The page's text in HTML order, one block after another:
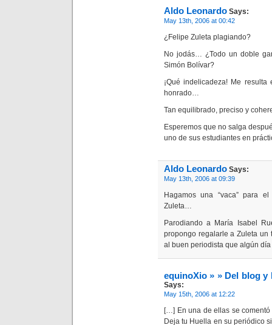
Aldo Leonardo Says:
May 13th, 2006 at 00:42
¿Felipe Zuleta plagiando?
No jodás… ¿Todo un doble
Simón Bolívar?
¡Qué indelicadeza! Me
honrado…
Tan equilibrado, preciso y
Esperemos que no salga
uno de sus estudiantes en
Aldo Leonardo Says:
May 13th, 2006 at 09:39
Hagamos una “vaca” para
Zuleta…
Parodiando a María Isabel
propongo regalarle a Zuleta un
al buen periodista que algún día
equinoXio » » Del blog
Says:
May 15th, 2006 at 12:22
[…] En una de ellas se
Deja tu Huella en su periódico